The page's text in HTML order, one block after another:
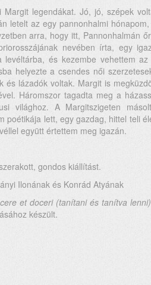
Margit legendákat. Jó, jó, szépek
letelt az egy pannonhalmi
arra, hogy itt, Pannonhalmán
nevében írta, egy
levéltárba, és kezembe vehettem
helyezte a csendes női
és lázadók voltak. Margit is
Háromszor tagadta meg a
világhoz. A Margitszigeten
poétikája lett, egy gazdag, hittel teli
együtt értettem meg igazán.
gondos kiállítást.
Ilonának és Konrád Atyának
et doceri (tanítani és tanítva lenni)
készült.